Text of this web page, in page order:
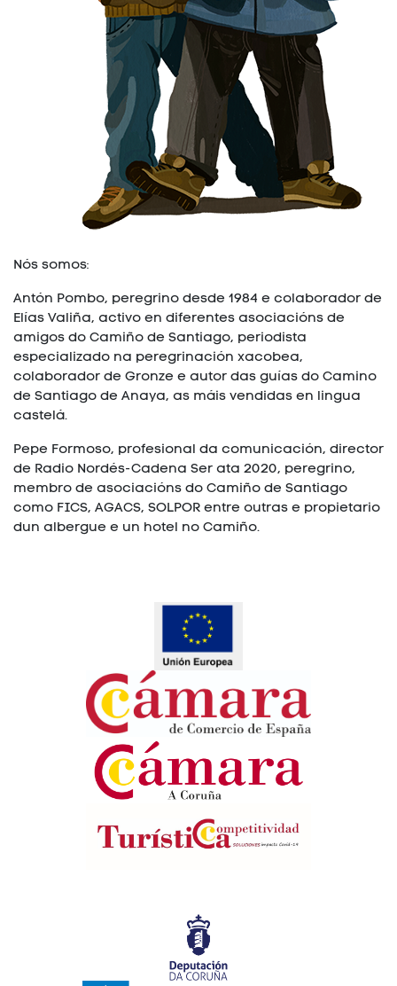
Nós somos:
Antón Pombo, peregrino desde 1984 e colaborador de
Elías Valiña, activo en diferentes asociacións de
amigos do Camiño de Santiago, periodista
especializado na peregrinación xacobea,
colaborador de Gronze e autor das guías do Camino
de Santiago de Anaya, as máis vendidas en lingua
castelá.
Pepe Formoso, profesional da comunicación, director
de Radio Nordés-Cadena Ser ata 2020, peregrino,
membro de asociacións do Camiño de Santiago
como FICS, AGACS, SOLPOR entre outras e propietario
dun albergue e un hotel no Camiño.